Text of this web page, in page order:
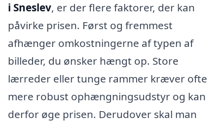
i Sneslev, er der flere faktorer, der kan
påvirke prisen. Først og fremmest
afhænger omkostningerne af typen af
billeder, du ønsker hængt op. Store
lærreder eller tunge rammer kræver ofte
mere robust ophængningsudstyr og kan
derfor øge prisen. Derudover skal man